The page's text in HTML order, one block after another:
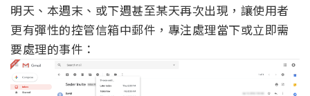
明天、本週末、或下週甚至某天再次出現，讓使用者
更有彈性的控管信箱中郵件，專注處理當下或立即需
要處理的事件：